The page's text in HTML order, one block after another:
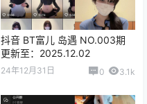
抖音 BT富儿 岛遇 NO.003期
更新至：2025.12.02
24年12月31日 0 3.1k